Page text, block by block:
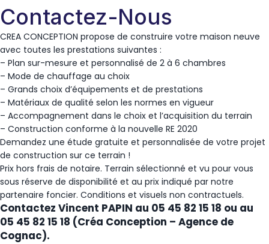
Contactez-Nous
CREA CONCEPTION propose de construire votre maison neuve
avec toutes les prestations suivantes :
– Plan sur-mesure et personnalisé de 2 à 6 chambres
– Mode de chauffage au choix
– Grands choix d’équipements et de prestations
– Matériaux de qualité selon les normes en vigueur
– Accompagnement dans le choix et l’acquisition du terrain
– Construction conforme à la nouvelle RE 2020
Demandez une étude gratuite et personnalisée de votre projet
de construction sur ce terrain !
Prix hors frais de notaire. Terrain sélectionné et vu pour vous
sous réserve de disponibilité et au prix indiqué par notre
partenaire foncier. Conditions et visuels non contractuels.
Contactez Vincent PAPIN au 05 45 82 15 18 ou au
05 45 82 15 18 (Créa Conception – Agence de
Cognac).